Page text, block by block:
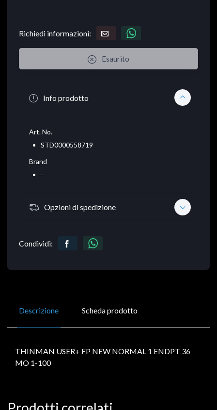
Richiedi informazioni:
Esaurito
Info prodotto
Art. No.
STD0000558719
Brand
-
Opzioni di spedizione
Condividi:
Descrizione Scheda prodotto
THINMAN USER+ FP NEW NORMAL 1 ENDPT 36
MO 1-100